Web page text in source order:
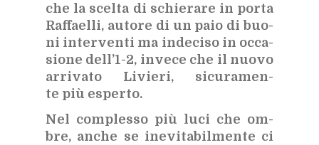
che la scel­ta di schie­ra­re in por­ta
Raf­fael­li, au­to­re di un paio di buo­
ni in­ter­ven­ti ma in­de­ci­so in oc­ca­
sio­ne del­l’1-2, in­ve­ce che il nuo­vo
ar­ri­va­to Li­vie­ri, si­cu­ra­men­
te più esper­to.
Nel com­ples­so più luci che om­
bre, an­che se ine­vi­ta­bil­men­te ci